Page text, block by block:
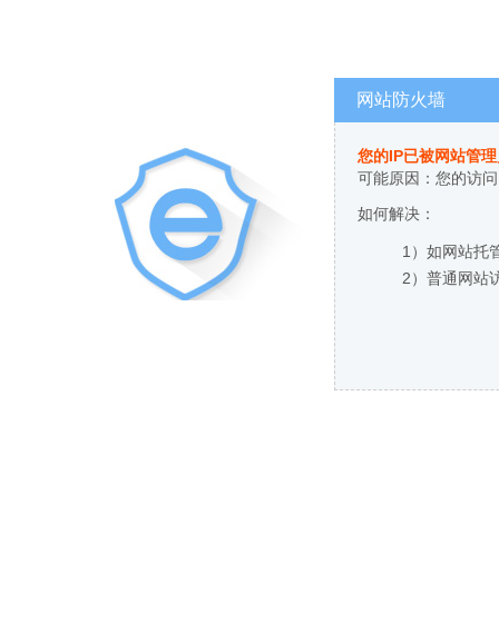
网站防火墙
您的IP已被网站管
可能原因：您的访
如何解决：
1）如网站托
2）普通网站